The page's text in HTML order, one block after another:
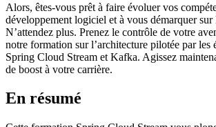
Alors, êtes-vous prêt à faire évoluer vos
développement logiciel et à vous démarquer
N’attendez plus. Prenez le contrôle de votre
notre formation sur l’architecture pilotée par les
Spring Cloud Stream et Kafka. Agissez
de boost à votre carrière.
En résumé